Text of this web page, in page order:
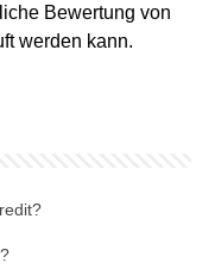
Bewertung von
werden kann.